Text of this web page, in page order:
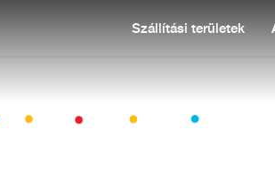
Szállítási területek